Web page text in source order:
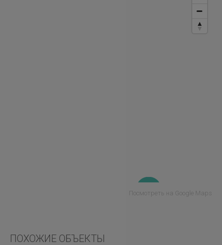
Посмотреть на Google Maps
ПОХОЖИЕ ОБЪЕКТЫ